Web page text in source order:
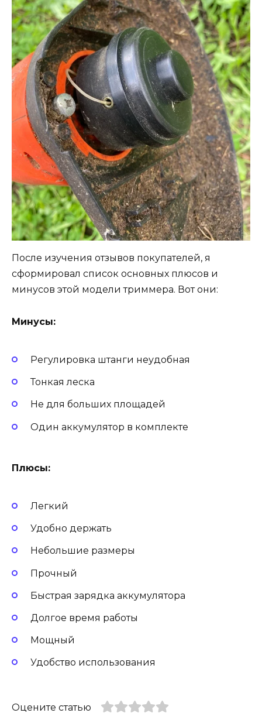
После изучения отзывов покупателей, я
сформировал список основных плюсов и
минусов этой модели триммера. Вот они:
Минусы:
Регулировка штанги неудобная
Тонкая леска
Не для больших площадей
Один аккумулятор в комплекте
Плюсы:
Легкий
Удобно держать
Небольшие размеры
Прочный
Быстрая зарядка аккумулятора
Долгое время работы
Мощный
Удобство использования
Оцените статью